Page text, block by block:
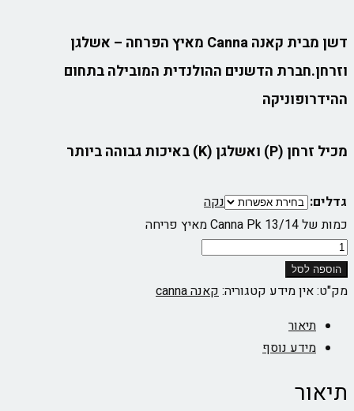
דשן מבית קאנה Canna מאיץ הפרחה – אשלגן
וזרחן.חברת הדשנים ההולנדית המובילה בתחום
ההידרופוניקה
מכיל זרחן (P) ואשלגן (K) באיכות גבוהה ביותר
גדלים:
נקה
כמות של Canna Pk 13/14 מאיץ פריחה
הוספה לסל
מק"ט:אין מידע קטגוריה:קאנה canna
תיאור
מידע נוסף
תיאור